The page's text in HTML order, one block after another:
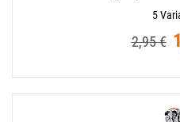
5
2,95 €